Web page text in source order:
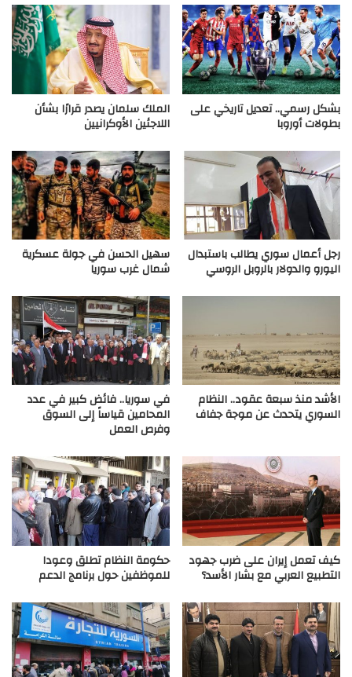
بشكل رسمي.. تعديل تاريخي على
بطولات أوروبا
الملك سلمان يصدر قرارًا بشأن
اللاجئين الأوكرانيين
رجل أعمال سوري يطالب باستبدال
اليورو والدولار بالروبل الروسي
سهيل الحسن في جولة عسكرية
شمال غرب سوريا
الأشد منذ سبعة عقود.. النظام
السوري يتحدث عن موجة جفاف
في سوريا.. فائض كبير في عدد
المحامين قياساً إلى السوق
وفرص العمل
كيف تعمل إيران على ضرب جهود
التطبيع العربي مع بشار الأسد؟
حكومة النظام تطلق وعودا
للموظفين حول برنامج الدعم